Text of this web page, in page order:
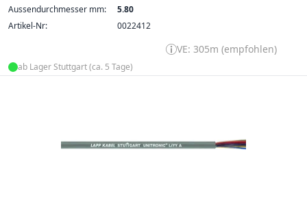
Aussendurchmesser mm:
5.80
Artikel-Nr:
0022412
VE: 305m (empfohlen)
ab Lager Stuttgart (ca. 5 Tage)